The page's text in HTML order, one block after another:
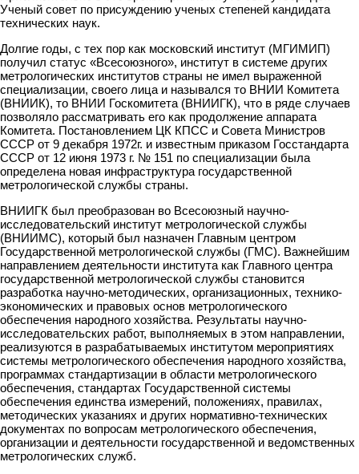
Ученый совет по присуждению ученых степеней кандидата
технических наук.
Долгие годы, с тех пор как московский институт (МГИМИП)
получил статус «Всесоюзного», институт в системе других
метрологических институтов страны не имел выраженной
специализации, своего лица и назывался то ВНИИ Комитета
(ВНИИК), то ВНИИ Госкомитета (ВНИИГК), что в ряде случаев
позволяло рассматривать его как продолжение аппарата
Комитета. Постановлением ЦК КПСС и Совета Министров
СССР от 9 декабря 1972г. и известным приказом Госстандарта
СССР от 12 июня 1973 г. № 151 по специализации была
определена новая инфраструктура государственной
метрологической службы страны.
ВНИИГК был преобразован во Всесоюзный научно-
исследовательский институт метрологической службы
(ВНИИМС), который был назначен Главным центром
Государственной метрологической службы (ГМС). Важнейшим
направлением деятельности института как Главного центра
государственной метрологической службы становится
разработка научно-методических, организационных, технико-
экономических и правовых основ метрологического
обеспечения народного хозяйства. Результаты научно-
исследовательских работ, выполняемых в этом направлении,
реализуются в разрабатываемых институтом мероприятиях
системы метрологического обеспечения народного хозяйства,
программах стандартизации в области метрологического
обеспечения, стандартах Государственной системы
обеспечения единства измерений, положениях, правилах,
методических указаниях и других нормативно-технических
документах по вопросам метрологического обеспечения,
организации и деятельности государственной и ведомственных
метрологических служб.